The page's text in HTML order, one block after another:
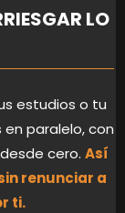
LO
estudios o tu
paralelo, con
cero. Así
renunciar a
ti.